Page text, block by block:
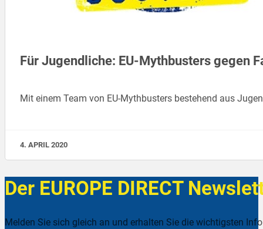
Für Jugendliche: EU-Mythbusters gegen
Mit einem Team von EU-Mythbusters bestehend aus
4. APRIL 2020
Der EUROPE DIRECT
Melden Sie sich gleich an und erhalten Sie die wichtigsten